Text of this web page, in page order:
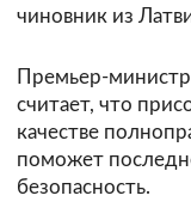
чиновник из
Премьер-
считает, что
качестве
поможет
безопасность.